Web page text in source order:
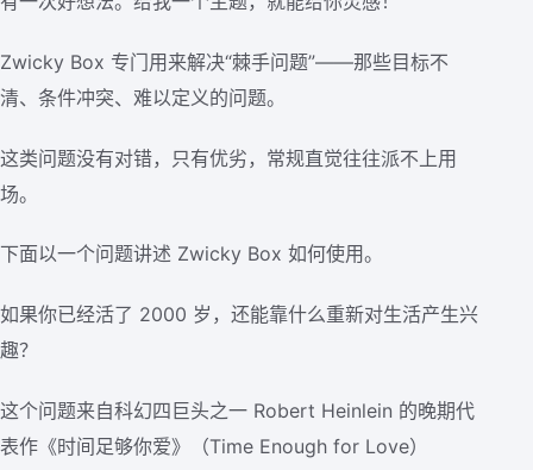
Zwicky Box 专门用来解决“棘手问题”——那些目标不
清、条件冲突、难以定义的问题。
这类问题没有对错，只有优劣，常规直觉往往派不上用
场。
下面以一个问题讲述 Zwicky Box 如何使用。
如果你已经活了 2000 岁，还能靠什么重新对生活产生兴
趣？
这个问题来自科幻四巨头之一 Robert Heinlein 的晚期代
表作《时间足够你爱》（Time Enough for Love）